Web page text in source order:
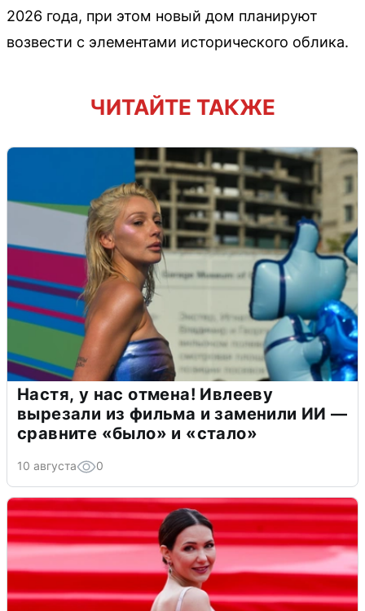
2026 года, при этом новый дом планируют
возвести с элементами исторического облика.
ЧИТАЙТЕ ТАКЖЕ
Настя, у нас отмена! Ивлееву
вырезали из фильма и заменили ИИ —
сравните «было» и «стало»
10 августа 0